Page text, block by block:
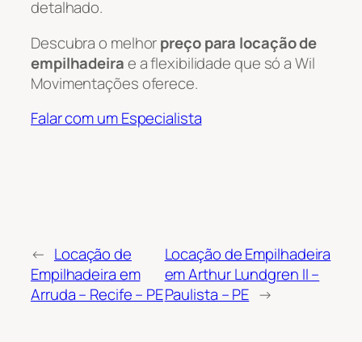
detalhado.
Descubra o melhorpreço para locação de
empilhadeirae a flexibilidade que só a Wil
Movimentações oferece.
Falar com um Especialista
← Locação de
Empilhadeira em
Arruda – Recife – PE
Locação de Empilhadeira
em Arthur Lundgren II –
Paulista – PE →